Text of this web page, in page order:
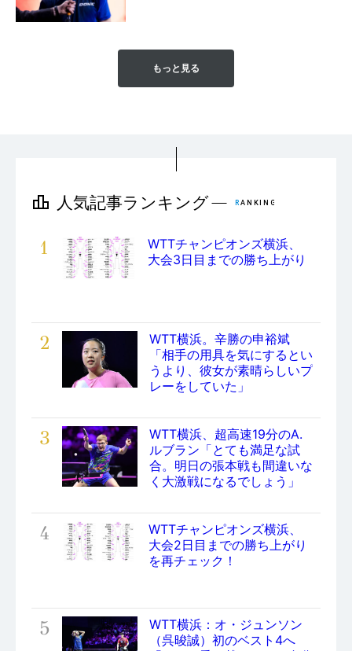
もっと見る
1
WTTチャンピオンズ横浜、
大会3日目までの勝ち上がり
2
WTT横浜。辛勝の申裕斌
「相手の用具を気にするとい
うより、彼女が素晴らしいプ
レーをしていた」
3
WTT横浜、超高速19分のA.
ルブラン「とても満足な試
合。明日の張本戦も間違いな
く大激戦になるでしょう」
4
WTTチャンピオンズ横浜、
大会2日目までの勝ち上がり
を再チェック！
5
WTT横浜：オ・ジュンソン
（呉晙誠）初のベスト4へ